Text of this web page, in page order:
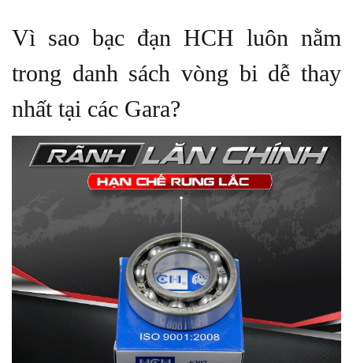
Vì sao bạc đạn HCH luôn nằm
trong danh sách vòng bi dễ thay
nhất tại các Gara?